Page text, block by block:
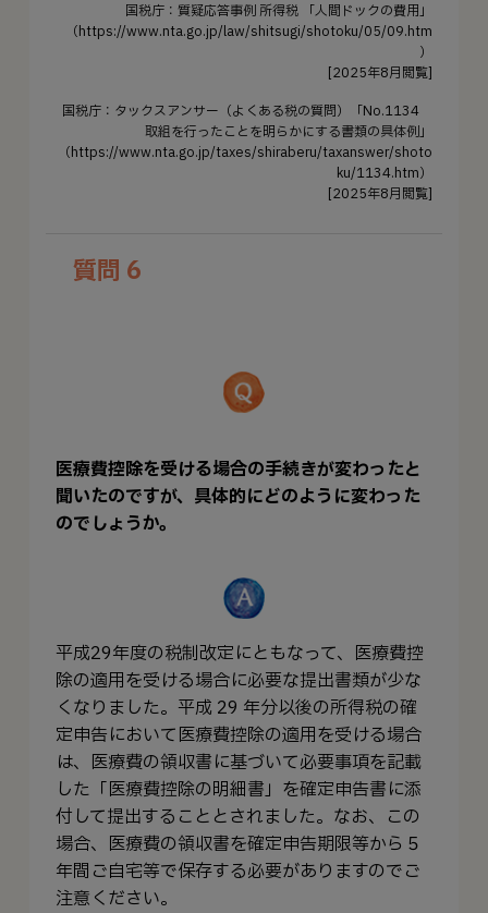
国税庁：質疑応答事例 所得税 「人間ドックの費用」
（https://www.nta.go.jp/law/shitsugi/shotoku/05/09.htm
）
[2025年8月閲覧]
国税庁：タックスアンサー（よくある税の質問）「No.1134
取組を行ったことを明らかにする書類の具体例」
（https://www.nta.go.jp/taxes/shiraberu/taxanswer/shoto
ku/1134.htm）
[2025年8月閲覧]
質問 6
医療費控除を受ける場合の手続きが変わったと
聞いたのですが、具体的にどのように変わった
のでしょうか。
平成29年度の税制改定にともなって、医療費控
除の適用を受ける場合に必要な提出書類が少な
くなりました。平成 29 年分以後の所得税の確
定申告において医療費控除の適用を受ける場合
は、医療費の領収書に基づいて必要事項を記載
した「医療費控除の明細書」を確定申告書に添
付して提出することとされました。なお、この
場合、医療費の領収書を確定申告期限等から５
年間ご自宅等で保存する必要がありますのでご
注意ください。